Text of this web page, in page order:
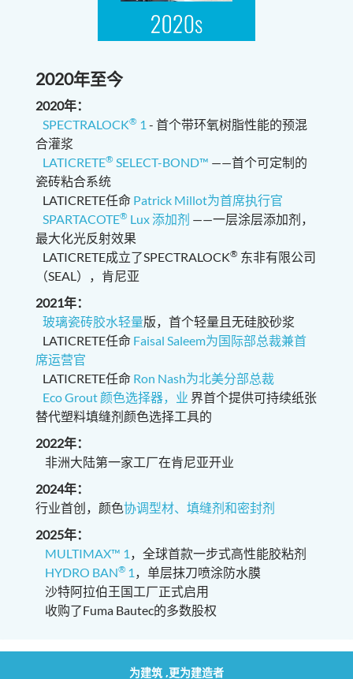
2020年至今
2020年：
SPECTRALOCK® 1 - 首个带环氧树脂性能的预混
合灌浆
LATICRETE® SELECT-BOND™ ——首个可定制的
瓷砖粘合系统
LATICRETE任命 Patrick Millot为首席执行官
SPARTACOTE® Lux 添加剂 ——一层涂层添加剂，
最大化光反射效果
LATICRETE成立了SPECTRALOCK® 东非有限公司
（SEAL），肯尼亚
2021年：
玻璃瓷砖胶水轻量版，首个轻量且无硅胶砂浆
LATICRETE任命 Faisal Saleem为国际部总裁兼首
席运营官
LATICRETE任命 Ron Nash为北美分部总裁
Eco Grout 颜色选择器，业 界首个提供可持续纸张
替代塑料填缝剂颜色选择工具的
2022年：
非洲大陆第一家工厂在肯尼亚开业
2024年：
行业首创，颜色协调型材、填缝剂和密封剂
2025年：
MULTIMAX™ 1 ，全球首款一步式高性能胶粘剂
HYDRO BAN® 1 ，单层抹刀喷涂防水膜
沙特阿拉伯王国工厂正式启用
收购了Fuma Bautec的多数股权
为建筑 ,更为建造者